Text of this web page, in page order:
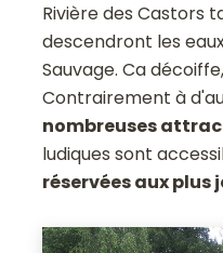
Rivière des Castors
descendront les
Sauvage. Ca
Contrairement à
nombreuses
ludiques sont
réservées aux plus